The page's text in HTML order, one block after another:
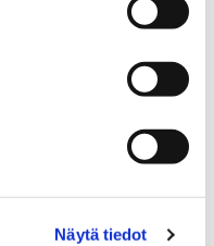
Näytä tiedot